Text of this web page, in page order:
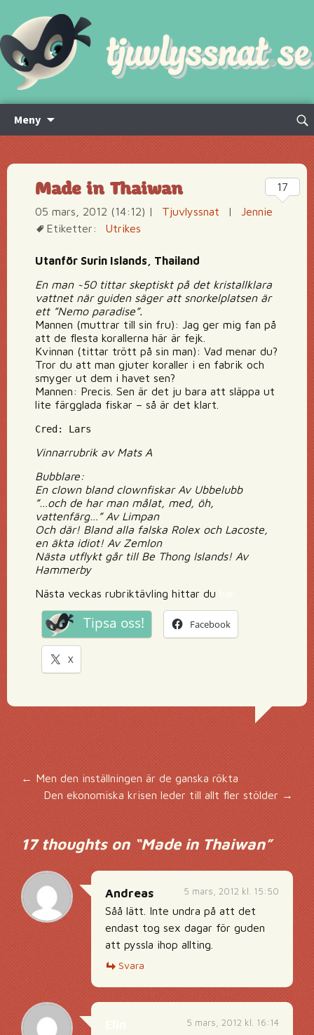
Meny
innehåll
Sök
Made in Thaiwan
05 mars, 2012 (14:12) | Tjuvlyssnat |
Jennie
Etiketter:
Utrikes
Utanför Surin Islands, Thailand
En man ~50 tittar skeptiskt på det kristallklara
vattnet när guiden säger att snorkelplatsen är
ett ”Nemo paradise”.
Mannen (muttrar till sin fru): Jag ger mig fan på
att de flesta korallerna här är fejk.
Kvinnan (tittar trött på sin man): Vad menar du?
Tror du att man gjuter koraller i en fabrik och
smyger ut dem i havet sen?
Mannen: Precis. Sen är det ju bara att släppa ut
lite färgglada fiskar – så är det klart.
Cred: Lars
Vinnarrubrik av Mats A
Bubblare:
En clown bland clownfiskar Av Ubbelubb
”…och de har man målat, med, öh,
vattenfärg…” Av Limpan
Och där! Bland alla falska Rolex och Lacoste,
en äkta idiot! Av Zemlon
Nästa utflykt går till Be Thong Islands! Av
Hammerby
Nästa veckas rubriktävling hittar du
Tipsa oss! Facebook
X
17
Inläggsnavigering
←Men den inställningen är de ganska rökta
Den ekonomiska krisen leder till allt fler stölder→
17 thoughts on “Made in Thaiwan”
5 mars, 2012 kl. 15:50
Andreas
Såå lätt. Inte undra på att det
endast tog sex dagar för guden
att pyssla ihop allting.
Svara
5 mars, 2012 kl. 16:14